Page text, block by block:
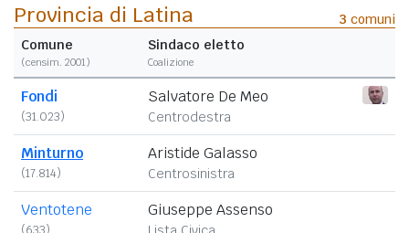
Provincia di Latina 3 comuni
Comune
(censim. 2001)
Sindaco eletto
Coalizione
Fondi
(31.023)
Salvatore De Meo
Centrodestra
Minturno
(17.814)
Aristide Galasso
Centrosinistra
Ventotene
(633)
Giuseppe Assenso